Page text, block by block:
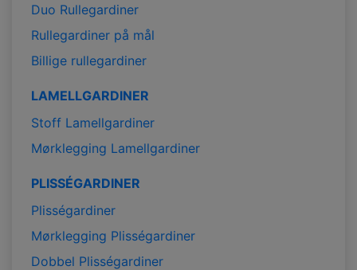
Duo Rullegardiner
Rullegardiner på mål
Billige rullegardiner
LAMELLGARDINER
Stoff Lamellgardiner
Mørklegging Lamellgardiner
PLISSÉGARDINER
Plisségardiner
Mørklegging Plisségardiner
Dobbel Plisségardiner